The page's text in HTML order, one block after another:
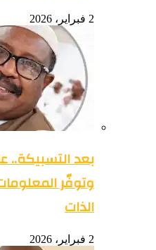
2 فبراير، 2026
بعد التسبيكة..
وتوفّر
الذات
2 فبراير، 2026